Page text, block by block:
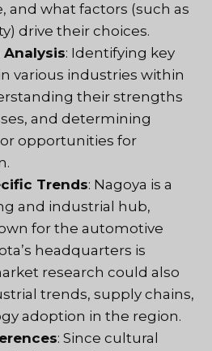
and what factors (such as
drive their choices.
: Identifying key
various industries within
their strengths
and determining
opportunities for
Trends: Nagoya is a
and industrial hub,
for the automotive
headquarters is
research could also
trends, supply chains,
adoption in the region.
: Since cultural